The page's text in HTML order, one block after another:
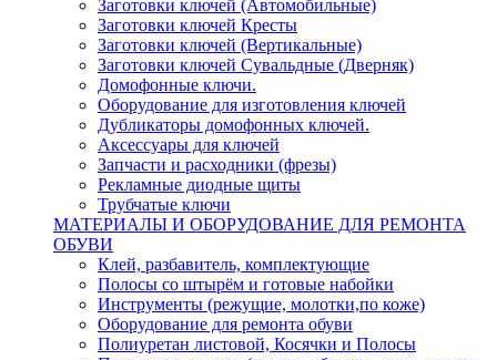
Заготовки ключей (Автомобильные)
Заготовки ключей Кресты
Заготовки ключей (Вертикальные)
Заготовки ключей Сувальдные (Дверняк)
Домофонные ключи.
Оборудование для изготовления ключей
Дубликаторы домофонных ключей.
Аксессуары для ключей
Запчасти и расходники (фрезы)
Рекламные диодные щиты
Трубчатые ключи
МАТЕРИАЛЫ И ОБОРУДОВАНИЕ ДЛЯ РЕМОНТА
ОБУВИ
Клей, разбавитель, комплектующие
Полосы со штырём и готовые набойки
Инструменты (режущие, молотки,по коже)
Оборудование для ремонта обуви
Полиуретан листовой, Косячки и Полосы